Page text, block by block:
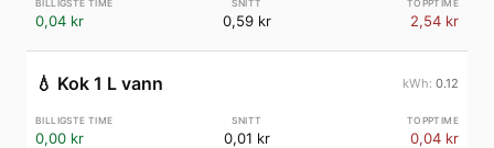
0,04 kr 0,59 kr 2,54 kr
💧 Kok 1 L vann 0.12
0,00 kr 0,01 kr 0,04 kr